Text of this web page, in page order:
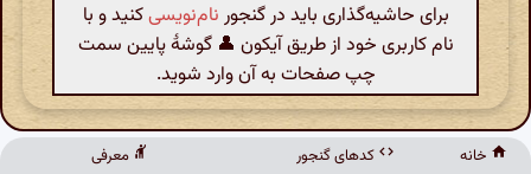
برای حاشیه‌گذاری باید در گنجور نام‌نویسیکنید و با
نام کاربری خود از طریق آیکون 👤 گوشهٔ پایین سمت
چپ صفحات به آن وارد شوید.
خانه
کدهای گنجور
معرفی